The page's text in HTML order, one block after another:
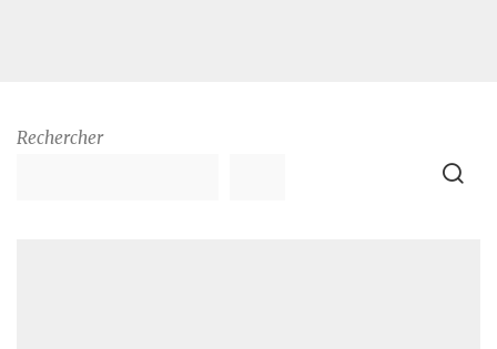
Rechercher